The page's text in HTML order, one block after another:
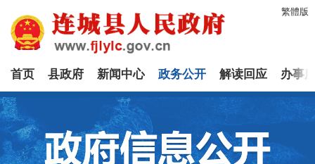
繁體版
首页 县政府 新闻中心 政务公开 解读回应 办事